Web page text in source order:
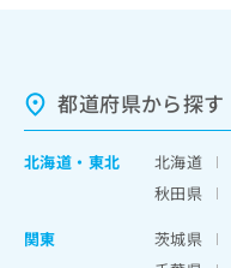
都道府県から探す
北海道 ・ 東北 北海道
秋田県
関東
茨城県